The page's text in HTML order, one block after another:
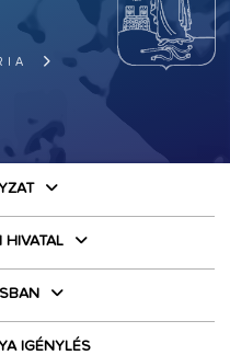
HIVATAL
IGÉNYLÉS